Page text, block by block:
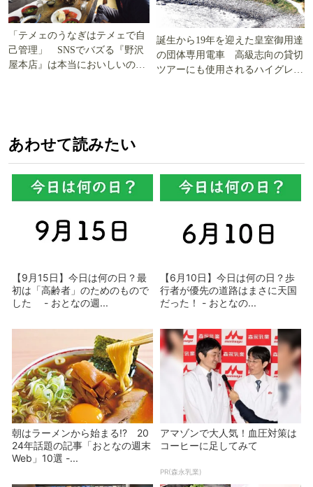
「テメェのうなぎはテメェで自
己管理」 SNSでバズる『野沢
屋本店』は本当においしいの
誕生から19年を迎えた皇室御用達
の団体専用電車 高級志向の貸切
ツアーにも使用されるハイグレー
あわせて読みたい
【9月15日】今日は何の日？最
初は「高齢者」のためのもので
した - おとなの週...
【6月10日】今日は何の日？歩
行者が優先の道路はまさに天国
だった！ - おとなの...
朝はラーメンから始まる!? 20
24年話題の記事「おとなの週末
Web」10選 -...
アマゾンで大人気！血圧対策は
コーヒーに足してみて
PR(森永乳業)